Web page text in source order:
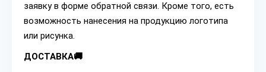
заявку в форме обратной связи. Кроме того, есть
возможность нанесения на продукцию логотипа
или рисунка.
ДОСТАВКА🚚